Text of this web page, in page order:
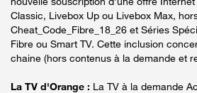
Classic, Livebox Up ou Livebox Max,
Cheat_Code_Fibre_18_26 et Séries
Fibre ou Smart TV. Cette inclusion
chaine (hors contenus à la demande et
La TV d'Orange : La TV à la demande